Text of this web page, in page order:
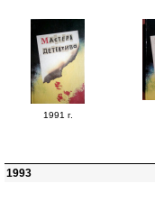
1991 г.
1993